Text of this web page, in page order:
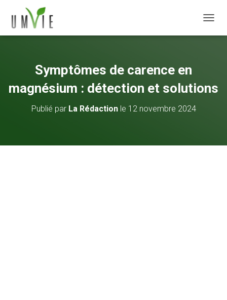
Symptômes de carence en
magnésium : détection et solutions
Publié par La Rédactionle 12 novembre 2024